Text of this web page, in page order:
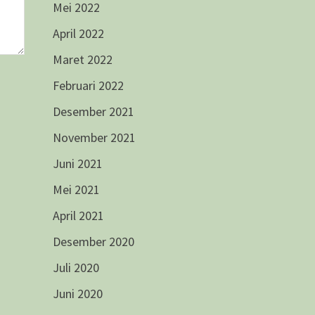
Mei 2022
April 2022
Maret 2022
Februari 2022
Desember 2021
November 2021
Juni 2021
Mei 2021
April 2021
Desember 2020
Juli 2020
Juni 2020